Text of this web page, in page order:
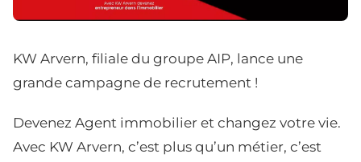
KW Arvern, filiale du groupe AIP, lance une
grande campagne de recrutement !
Devenez Agent immobilier et changez votre vie.
Avec KW Arvern, c’est plus qu’un métier, c’est